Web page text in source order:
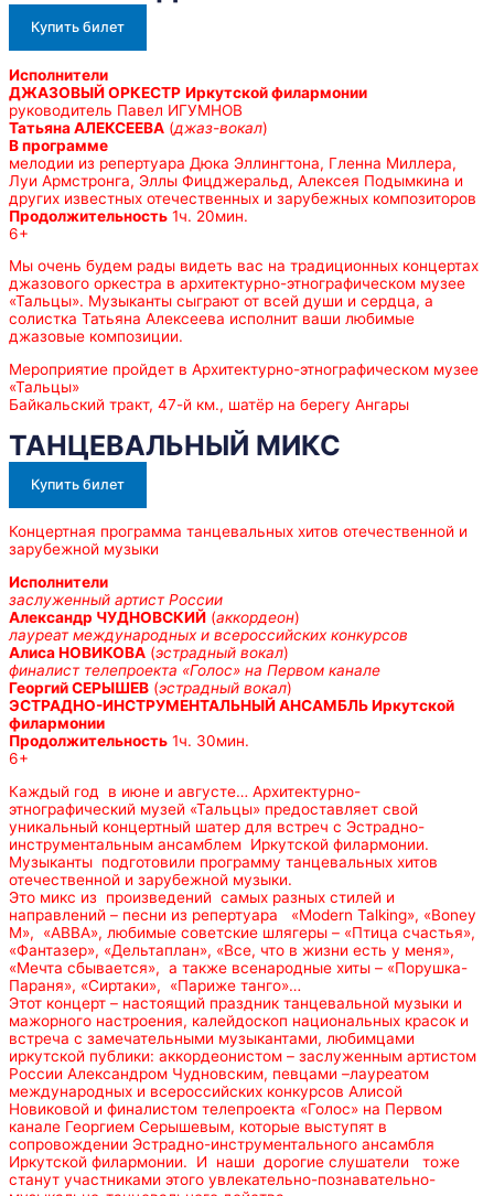
Купить билет
Исполнители
ДЖАЗОВЫЙ ОРКЕСТР Иркутской филармонии
руководитель Павел ИГУМНОВ
Татьяна АЛЕКСЕЕВА (джаз-вокал)
В программе
мелодии из репертуара Дюка Эллингтона, Гленна Миллера,
Луи Армстронга, Эллы Фицджеральд, Алексея Подымкина и
других известных отечественных и зарубежных композиторов
Продолжительность 1ч. 20мин.
6+
Мы очень будем рады видеть вас на традиционных концертах
джазового оркестра в архитектурно-этнографическом музее
«Тальцы». Музыканты сыграют от всей души и сердца, а
солистка Татьяна Алексеева исполнит ваши любимые
джазовые композиции.
Мероприятие пройдет в Архитектурно-этнографическом музее
«Тальцы»
Байкальский тракт, 47-й км., шатёр на берегу Ангары
ТАНЦЕВАЛЬНЫЙ МИКС
Купить билет
Концертная программа танцевальных хитов отечественной и
зарубежной музыки
Исполнители
заслуженный артист России
Александр ЧУДНОВСКИЙ (аккордеон)
лауреат международных и всероссийских конкурсов
Алиса НОВИКОВА (эстрадный вокал)
финалист телепроекта «Голос» на Первом канале
Георгий СЕРЫШЕВ (эстрадный вокал)
ЭСТРАДНО-ИНСТРУМЕНТАЛЬНЫЙ АНСАМБЛЬ Иркутской
филармонии
Продолжительность 1ч. 30мин.
6+
Каждый год в июне и августе… Архитектурно-
этнографический музей «Тальцы» предоставляет свой
уникальный концертный шатер для встреч с Эстрадно-
инструментальным ансамблем Иркутской филармонии.
Музыканты подготовили программу танцевальных хитов
отечественной и зарубежной музыки.
Это микс из произведений самых разных стилей и
направлений – песни из репертуара «Modern Talking», «Boney
M», «АВВА», любимые советские шлягеры – «Птица счастья»,
«Фантазер», «Дельтаплан», «Все, что в жизни есть у меня»,
«Мечта сбывается», а также всенародные хиты – «Порушка-
Параня», «Сиртаки», «Париже танго»…
Этот концерт – настоящий праздник танцевальной музыки и
мажорного настроения, калейдоскоп национальных красок и
встреча с замечательными музыкантами, любимцами
иркутской публики: аккордеонистом – заслуженным артистом
России Александром Чудновским, певцами –лауреатом
международных и всероссийских конкурсов Алисой
Новиковой и финалистом телепроекта «Голос» на Первом
канале Георгием Серышевым, которые выступят в
сопровождении Эстрадно-инструментального ансамбля
Иркутской филармонии. И наши дорогие слушатели тоже
станут участниками этого увлекательно-познавательно-